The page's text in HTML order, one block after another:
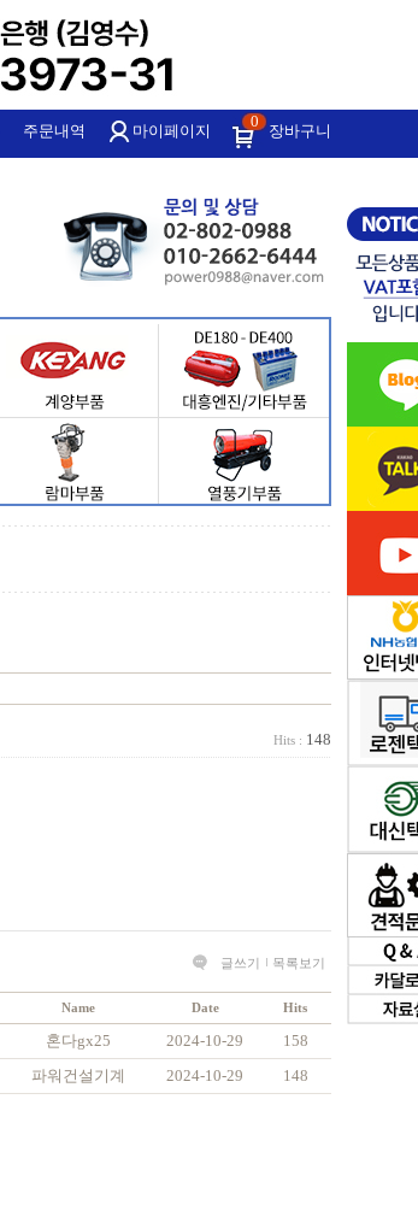
주문내역 마이페이지 장바구니
0
Hits : 148
글쓰기 목록보기
Name Date Hits
혼다gx25 2024-10-29 158
파워건설기계 2024-10-29 148